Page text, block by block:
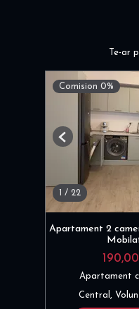
Te-ar
Comision 0%
/ 22
Previous
Apartament 2
Apartament
Central,